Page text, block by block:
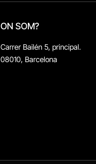
ON SOM?
Carrer Bailén 5, principal.
08010, Barcelona